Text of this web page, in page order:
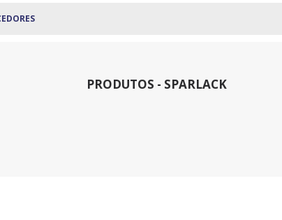
PRODUTOS - SPARLACK